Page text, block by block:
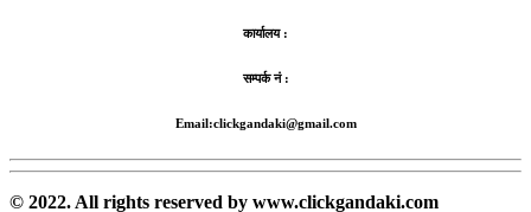
कार्यालय :
सम्पर्क नं :
Email:clickgandaki@gmail.com
© 2022. All rights reserved by www.clickgandaki.com